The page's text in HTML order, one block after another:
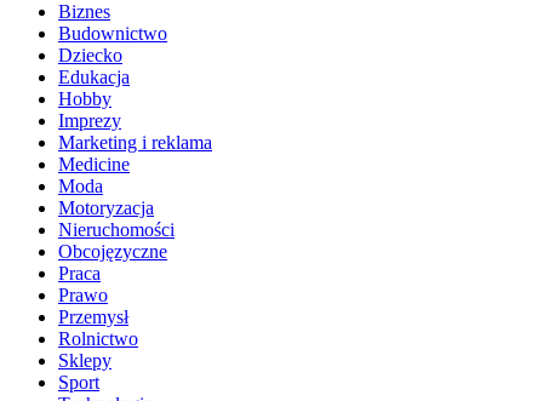
Biznes
Budownictwo
Dziecko
Edukacja
Hobby
Imprezy
Marketing i reklama
Medicine
Moda
Motoryzacja
Nieruchomości
Obcojęzyczne
Praca
Prawo
Przemysł
Rolnictwo
Sklepy
Sport